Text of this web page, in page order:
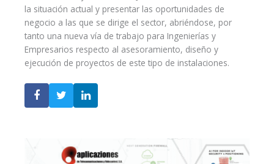
la situación actual y presentar las oportunidades de
negocio a las que se dirige el sector, abriéndose, por
tanto una nueva vía de trabajo para Ingenierías y
Empresarios respecto al asesoramiento, diseño y
ejecución de proyectos de este tipo de instalaciones.